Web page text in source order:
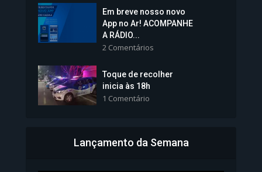
Vice-Prefeita Sheila Lemos
tomará posse nesta...
1.101 Modos de exibição
Bahia inicia emissão da
Em breve nosso novo
App no Ar! ACOMPANHE
A RÁDIO...
2 Comentários
Toque de recolher
inicia às 18h
1 Comentário
Lançamento da Semana